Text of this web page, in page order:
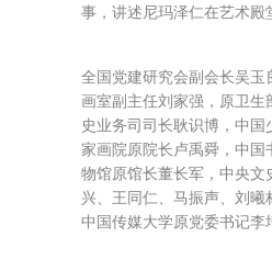
事，讲述尼玛泽仁在艺术殿
全国党建研究会副会长吴
画室副主任刘家强，原卫
史业务司司长耿识博，中
家画院原院长卢禹舜，中
物馆原馆长董长军，中央
兴、王同仁、马振声、刘
中国传媒大学原党委书记李